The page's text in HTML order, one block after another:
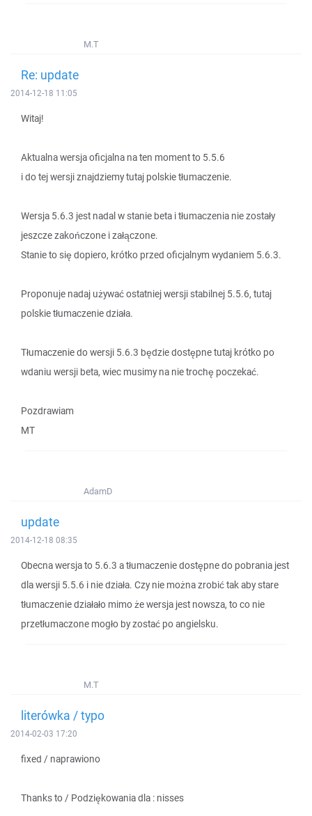
M.T
Re: update
2014-12-18 11:05
Witaj!
Aktualna wersja oficjalna na ten moment to 5.5.6
i do tej wersji znajdziemy tutaj polskie tłumaczenie.
Wersja 5.6.3 jest nadal w stanie beta i tłumaczenia nie zostały
jeszcze zakończone i załączone.
Stanie to się dopiero, krótko przed oficjalnym wydaniem 5.6.3.
Proponuje nadaj używać ostatniej wersji stabilnej 5.5.6, tutaj
polskie tłumaczenie działa.
Tłumaczenie do wersji 5.6.3 będzie dostępne tutaj krótko po
wdaniu wersji beta, wiec musimy na nie trochę poczekać.
Pozdrawiam
MT
AdamD
update
2014-12-18 08:35
Obecna wersja to 5.6.3 a tłumaczenie dostępne do pobrania jest
dla wersji 5.5.6 i nie działa. Czy nie można zrobić tak aby stare
tłumaczenie działało mimo że wersja jest nowsza, to co nie
przetłumaczone mogło by zostać po angielsku.
M.T
literówka / typo
2014-02-03 17:20
fixed / naprawiono
Thanks to / Podziękowania dla : nisses